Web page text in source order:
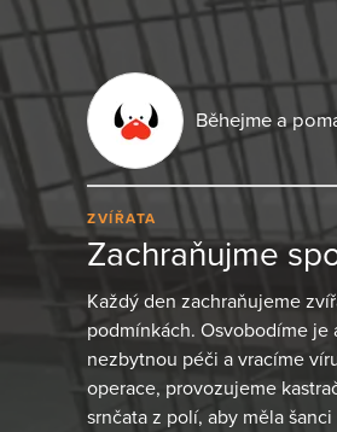
Běhejme a
ZVÍŘATA
Zachraňujme
Každý den zachraňujeme
podmínkách. Osvobodíme
nezbytnou péči a vracíme
operace, provozujeme
srnčata z polí, aby měla